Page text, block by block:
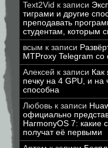
Text2Vid к записи
тиграми и другие
преподавать
студентам, которым
всым к записи
MTProxy Telegram со
Алексей к записи Как
печку на 4 GPU, и на
способна
Любовь к записи
официально
HarmonyOS 7: какие
получат её первыми